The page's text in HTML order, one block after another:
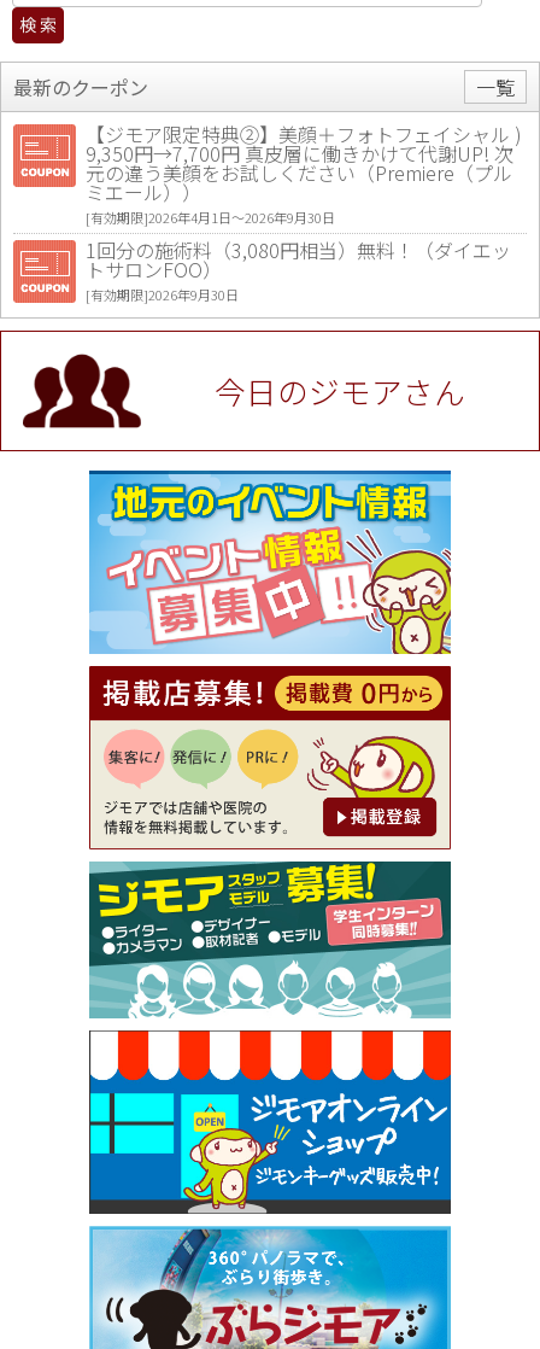
最新のクーポン
一覧
【ジモア限定特典②】美顔＋フォトフェイシャル )
9,350円→7,700円 真皮層に働きかけて代謝UP! 次
元の違う美顔をお試しください（Premiere（プル
ミエール））
[有効期限]2026年4月1日〜2026年9月30日
1回分の施術料（3,080円相当）無料！（ダイエッ
トサロンFOO）
[有効期限]2026年9月30日
値段提示後「ジモア見た」で更に買い取り金額 U
P！※チケットと新品商品は除く（大黒屋 高田馬場
駅前店）
[有効期限]2026年9月30日
★ジモア限定特典★ お会計より全品5％OFF（ナチ
ュラル＆ハンドメイドショップ［マキマキ］）
[有効期限]2026年9月30日まで
【ジモア限定①】初回割引 特価 VIO脱毛11,000円
⇒8,800円（メンズ専門ワックス脱毛サロン Mickle
（ミックル））
[有効期限]2026年9月30日
【ジモア読者特典2】コース 3,500円→3,000円（料
理5品+2時間飲み放題）（創作イタリアン Pia Cu
ore（ピアクオーレ））
[有効期限]2026年9月30日
【ジモア読者特典1】料理全品20％OFF ※18時以
降（創作イタリアン Pia Cuore（ピアクオーレ））
[有効期限]2026年9月30日
【ジモア限定②】初回割引 特価 鼻毛脱毛 半額 2,2
00円⇒1,100円（メンズ専門ワックス脱毛サロン Mi
ckle（ミックル））
[有効期限]2026年9月30日
【ジモア限定特典①】まつ毛カール 3,850円→ 2,7
50円（Premiere（プルミエール））
[有効期限]2026年9月30日
焼き餃子 一皿サービス（餃子酒場たっちゃん 西
早稲田店）
[有効期限]2026年9月30日
今日のジモアさん